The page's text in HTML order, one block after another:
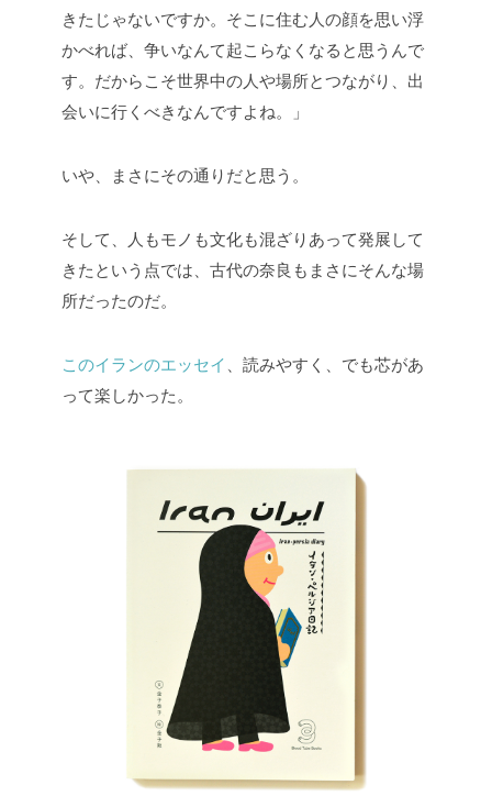
きたじゃないですか。そこに住む人の顔を思い浮
かべれば、争いなんて起こらなくなると思うんで
す。だからこそ世界中の人や場所とつながり、出
会いに行くべきなんですよね。」
いや、まさにその通りだと思う。
そして、人もモノも文化も混ざりあって発展して
きたという点では、古代の奈良もまさにそんな場
所だったのだ。
このイランのエッセイ
、読みやすく、でも芯があ
って楽しかった。